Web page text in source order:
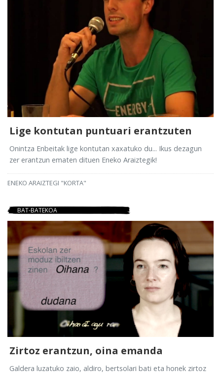
Lige kontutan puntuari erantzuten
Onintza Enbeitak lige kontutan xaxatuko du... Ikus dezagun
zer erantzun ematen dituen Eneko Araiztegik!
ENEKO ARAIZTEGI "KORTA"
BAT-BATEKOA
Zirtoz erantzun, oina emanda
Galdera luzatuko zaio, aldiro, bertsolari bati eta honek zirtoz